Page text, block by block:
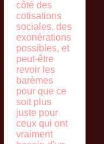
côté des
cotisations
sociales, des
exonérations
possibles, et
peut-être
revoir les
barèmes
pour que ce
soit plus
juste pour
ceux qui ont
vraiment